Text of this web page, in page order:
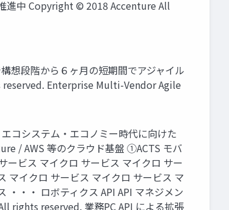
進中 Copyright © 2018 Accenture All
想段階から６ヶ月の短期間でアジャイル
reserved. Enterprise Multi-Vendor Agile
コシステム・エコノミー時代に向けた
/ AWS 等のクラウド基盤 ①ACTS モバ
ビス マイクロ サービス マイクロ サー
マイクロ サービス マイクロ サービス マ
・・・ ロボティクス API API マネジメン
rights reserved. 業務PC API による拡張